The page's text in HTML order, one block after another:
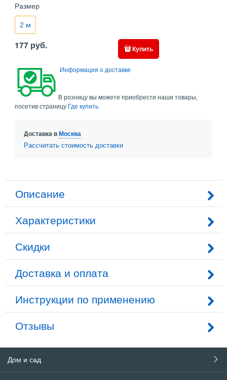
Размер
2 м
177 руб. Купить
Информация о доставке
В розницу вы можете приобрести наши товары,
посетив страницу Где купить.
Доставка вМосква
Рассчитать стоимость доставки
Описание
Характеристики
Скидки
Доставка и оплата
Инструкции по применению
Отзывы
Дом и сад